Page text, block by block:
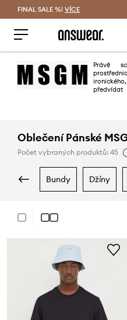
FINAL SALE %! VÍCE
Právě
Oblečení Pánské
Počet vybraných produktů: 45
bundy džíny